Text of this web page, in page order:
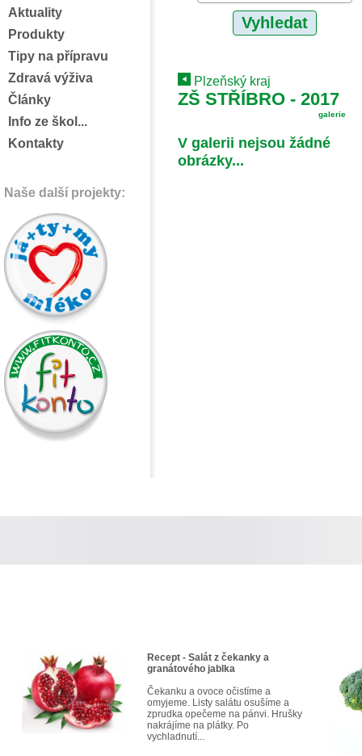
Aktuality
Produkty
Tipy na přípravu
Zdravá výživa
Články
Info ze škol...
Kontakty
Naše další projekty:
Plzeňský kraj
ZŠ STŘÍBRO - 2017
galerie
V galerii nejsou žádné
obrázky...
Recept - Salát z čekanky a
granátového jablka
Čekanku a ovoce očistíme a
omyjeme. Listy salátu osušíme a
zprudka opečeme na pánvi. Hrušky
nakrájíme na plátky. Po
vychladnutí...